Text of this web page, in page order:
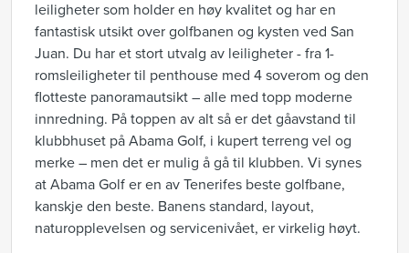
leiligheter som holder en høy kvalitet og har en
fantastisk utsikt over golfbanen og kysten ved San
Juan. Du har et stort utvalg av leiligheter - fra 1-
romsleiligheter til penthouse med 4 soverom og den
flotteste panoramautsikt – alle med topp moderne
innredning. På toppen av alt så er det gåavstand til
klubbhuset på Abama Golf, i kupert terreng vel og
merke – men det er mulig å gå til klubben. Vi synes
at Abama Golf er en av Tenerifes beste golfbane,
kanskje den beste. Banens standard, layout,
naturopplevelsen og servicenivået, er virkelig høyt.